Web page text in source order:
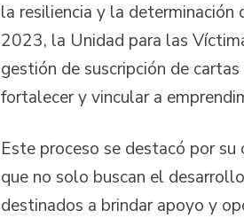
la resiliencia y la
2023, la Unidad para las
gestión de suscripción de
fortalecer y vincular a
Este proceso se destacó por
que no solo buscan el
destinados a brindar apoyo y